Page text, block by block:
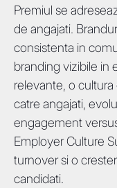
Premiul se
de angajati.
consistenta in
branding vizibile in
relevante, o
catre angajati,
engagement
Employer Culture
turnover si o
candidati.